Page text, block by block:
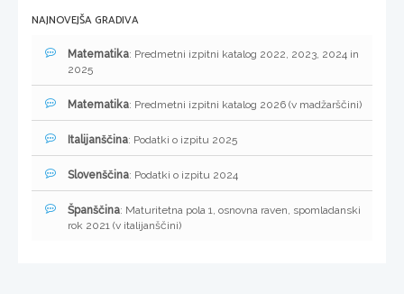
NAJNOVEJŠA GRADIVA
Matematika: Predmetni izpitni katalog 2022, 2023, 2024 in
2025
Matematika: Predmetni izpitni katalog 2026 (v madžarščini)
Italijanščina: Podatki o izpitu 2025
Slovenščina: Podatki o izpitu 2024
Španščina: Maturitetna pola 1, osnovna raven, spomladanski
rok 2021 (v italijanščini)